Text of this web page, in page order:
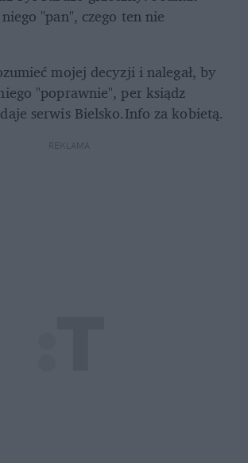
"pan", czego ten nie
mojej decyzji i nalegał, by
"poprawnie", per ksiądz
serwis Bielsko.Info za kobietą.
REKLAMA